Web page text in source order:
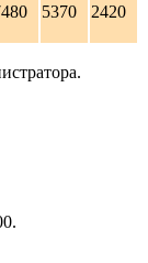
5370 2420